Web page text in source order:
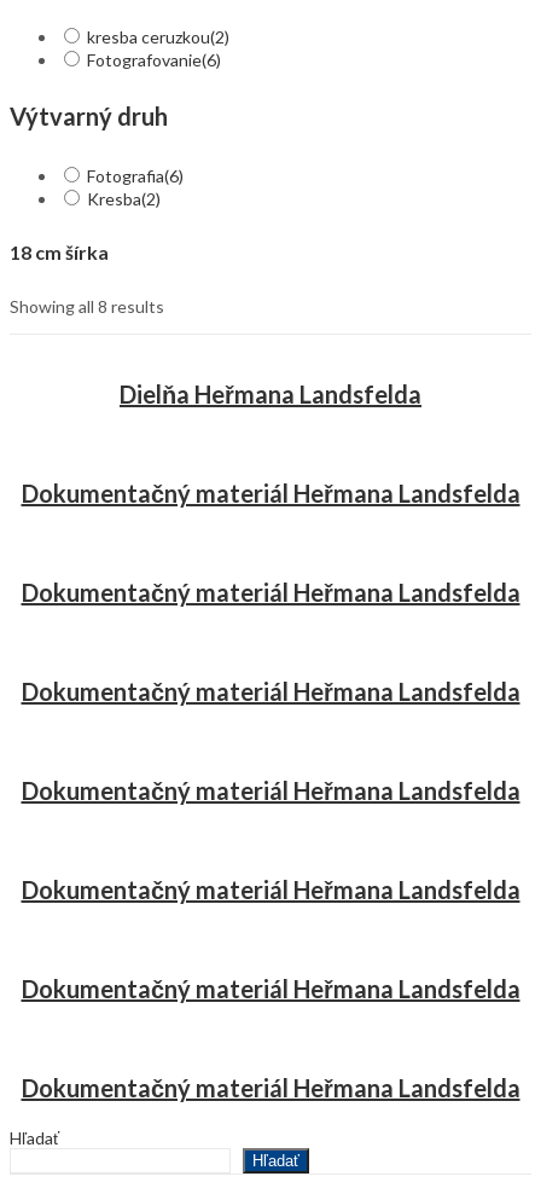
kresba ceruzkou(2)
Fotografovanie(6)
Výtvarný druh
Fotografia(6)
Kresba(2)
18 cm šírka
Showing all 8 results
Dielňa Heřmana Landsfelda
Dokumentačný materiál Heřmana Landsfelda
Dokumentačný materiál Heřmana Landsfelda
Dokumentačný materiál Heřmana Landsfelda
Dokumentačný materiál Heřmana Landsfelda
Dokumentačný materiál Heřmana Landsfelda
Dokumentačný materiál Heřmana Landsfelda
Dokumentačný materiál Heřmana Landsfelda
Hľadať
Hľadať